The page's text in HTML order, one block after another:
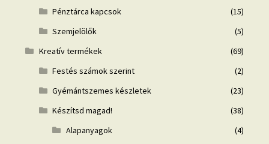
Pénztárca kapcsok
(15)
Szemjelölők
(5)
Kreatív termékek
(69)
Festés számok szerint
(2)
Gyémántszemes készletek
(23)
Készítsd magad!
(38)
Alapanyagok
(4)